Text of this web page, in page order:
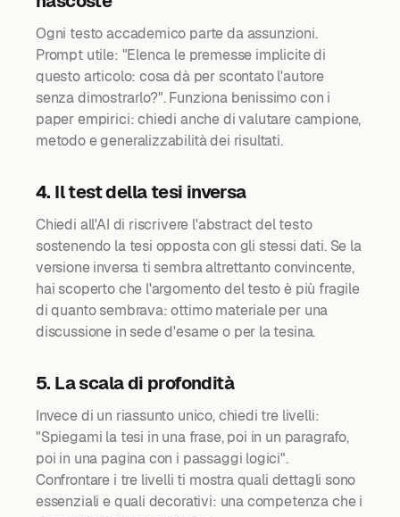
Ogni testo accademico parte da assunzioni.
Prompt utile: "Elenca le premesse implicite di
questo articolo: cosa dà per scontato l'autore
senza dimostrarlo?". Funziona benissimo con i
paper empirici: chiedi anche di valutare campione,
metodo e generalizzabilità dei risultati.
4. Il test della tesi inversa
Chiedi all'AI di riscrivere l'abstract del testo
sostenendo la tesi opposta con gli stessi dati. Se la
versione inversa ti sembra altrettanto convincente,
hai scoperto che l'argomento del testo è più fragile
di quanto sembrava: ottimo materiale per una
discussione in sede d'esame o per la tesina.
5. La scala di profondità
Invece di un riassunto unico, chiedi tre livelli:
"Spiegami la tesi in una frase, poi in un paragrafo,
poi in una pagina con i passaggi logici".
Confrontare i tre livelli ti mostra quali dettagli sono
essenziali e quali decorativi: una competenza che i